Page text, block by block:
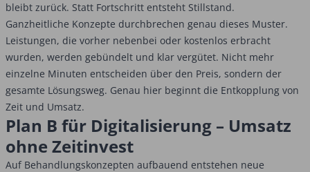
bleibt zurück. Statt Fortschritt entsteht Stillstand.
Ganzheitliche Konzepte durchbrechen genau dieses Muster.
Leistungen, die vorher nebenbei oder kostenlos erbracht
wurden, werden gebündelt und klar vergütet. Nicht mehr
einzelne Minuten entscheiden über den Preis, sondern der
gesamte Lösungsweg. Genau hier beginnt die Entkopplung von
Zeit und Umsatz.
Plan B für Digitalisierung – Umsatz
ohne Zeitinvest
Auf Behandlungskonzepten aufbauend entstehen neue